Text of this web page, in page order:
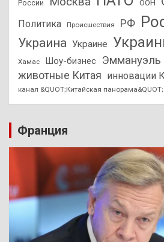
России ООН
Политика Происшествия РФ
Украина Украине
Хамас Шоу-бизнес
животные Китая инновации
канал &QUOT;Китайская панорама&QUOT;
Франция